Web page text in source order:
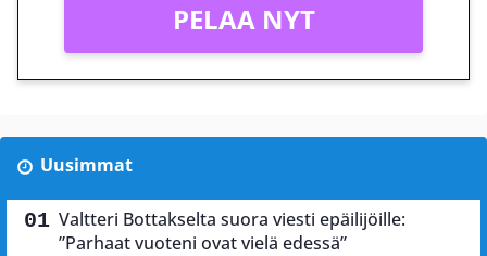
PELAA NYT
Uusimmat
Valtteri Bottakselta suora viesti epäilijöille:
”Parhaat vuoteni ovat vielä edessä”